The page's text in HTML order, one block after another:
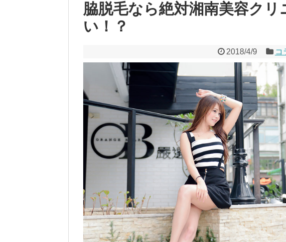
脇脱毛なら絶対湘南美容ク
い！？
2018/4/9 コ